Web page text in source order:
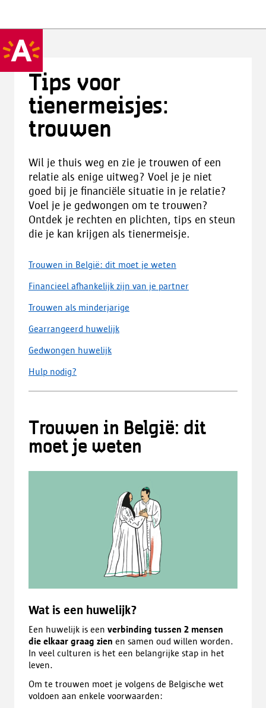
Tips voor
tienermeisjes:
trouwen
Wil je thuis weg en zie je trouwen of een
relatie als enige uitweg? Voel je je niet
goed bij je financiële situatie in je relatie?
Voel je je gedwongen om te trouwen?
Ontdek je rechten en plichten, tips en steun
die je kan krijgen als tienermeisje.
Trouwen in België: dit moet je weten
Financieel afhankelijk zijn van je partner
Trouwen als minderjarige
Gearrangeerd huwelijk
Gedwongen huwelijk
Hulp nodig?
Trouwen in België: dit
moet je weten
Wat is een huwelijk?
Een huwelijk is een verbinding tussen 2 mensen
die elkaar graag zien en samen oud willen worden.
In veel culturen is het een belangrijke stap in het
leven.
Om te trouwen moet je volgens de Belgische wet
voldoen aan enkele voorwaarden: